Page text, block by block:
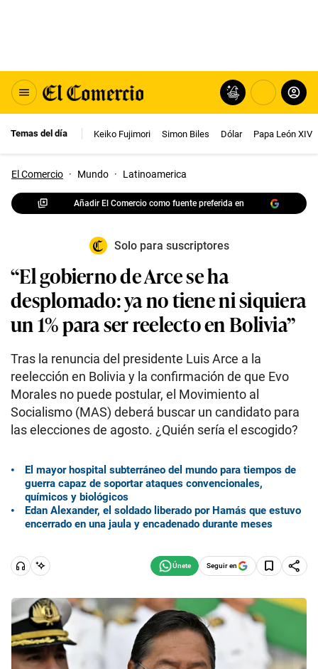
Temas del día Keiko Fujimori Simon Biles Dólar Papa León XIV
El Comercio · Mundo · Latinoamerica
Añadir El Comercio como fuente preferida en
Solo para suscriptores
“El gobierno de Arce se ha
desplomado: ya no tiene ni siquiera
un 1% para ser reelecto en Bolivia”
Tras la renuncia del presidente Luis Arce a la
reelección en Bolivia y la confirmación de que Evo
Morales no puede postular, el Movimiento al
Socialismo (MAS) deberá buscar un candidato para
las elecciones de agosto. ¿Quién sería el escogido?
El mayor hospital subterráneo del mundo para tiempos de
guerra capaz de soportar ataques convencionales,
químicos y biológicos
Edan Alexander, el soldado liberado por Hamás que estuvo
encerrado en una jaula y encadenado durante meses
Seguir en